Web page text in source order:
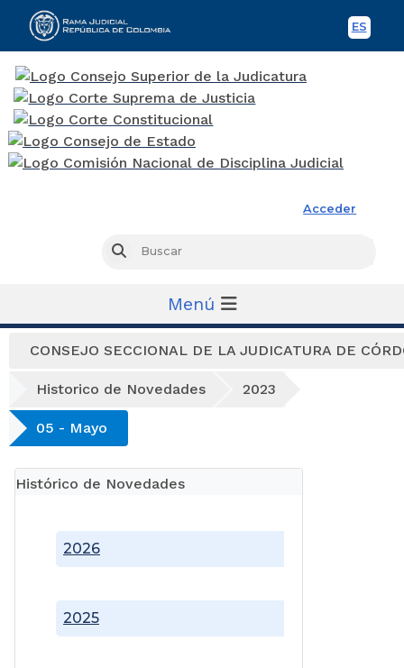
ES
Acceder
Buscar
Menú
CONSEJO SECCIONAL DE LA JUDICATURA DE
Historico de Novedades 2023
05 - Mayo
Histórico de Novedades
2025
2026